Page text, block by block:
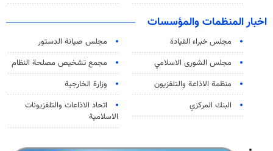
اخبار المنظمات والمؤسسات
مجلس خبراء القيادة
مجلس صيانة الدستور
مجلس الشورى الاسلامي
مجمع تشخيص مصلحة النظام
منظمة الاذاعة والتلفزیون
وزارة الخارجية
البنك المركزي
اتحاد الاذاعات والتلفزيونات
الاسلامية